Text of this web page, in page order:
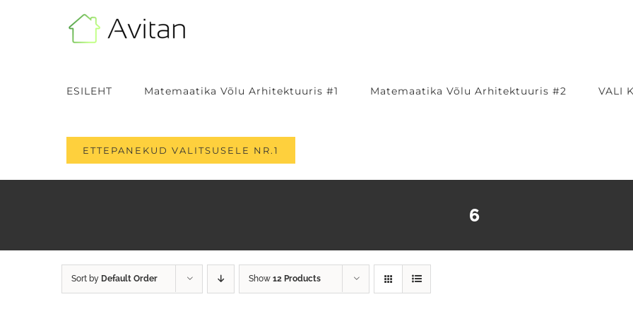
ESILEHT Matemaatika Võlu Arhitektuuris #1 Matemaatika Võlu Arhitektuuris #2 VALI
ETTEPANEKUD VALITSUSELE NR.1
6
Sort by Default Order Show 12 Products